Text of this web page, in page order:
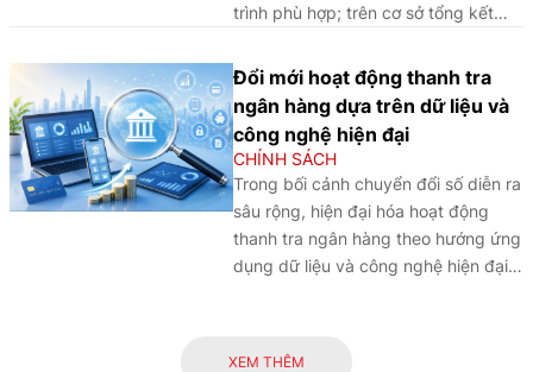
trình phù hợp; trên cơ sở tổng kết
tích các điều kiện cốt lõi để bảo đảm
quá trình này diễn ra an toàn, hiệu
quả và bền vững.
Đổi mới hoạt động thanh tra
ngân hàng dựa trên dữ liệu và
công nghệ hiện đại
CHÍNH SÁCH
Trong bối cảnh chuyển đổi số diễn ra
sâu rộng, hiện đại hóa hoạt động
thanh tra ngân hàng theo hướng ứng
dụng dữ liệu và công nghệ hiện đại
XEM THÊM